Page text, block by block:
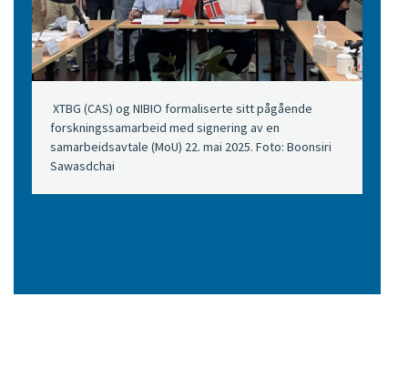
​ XTBG (CAS) og NIBIO formaliserte sitt pågående
forskningssamarbeid med signering av en
samarbeidsavtale (MoU) 22. mai 2025. Foto: Boonsiri
Sawasdchai